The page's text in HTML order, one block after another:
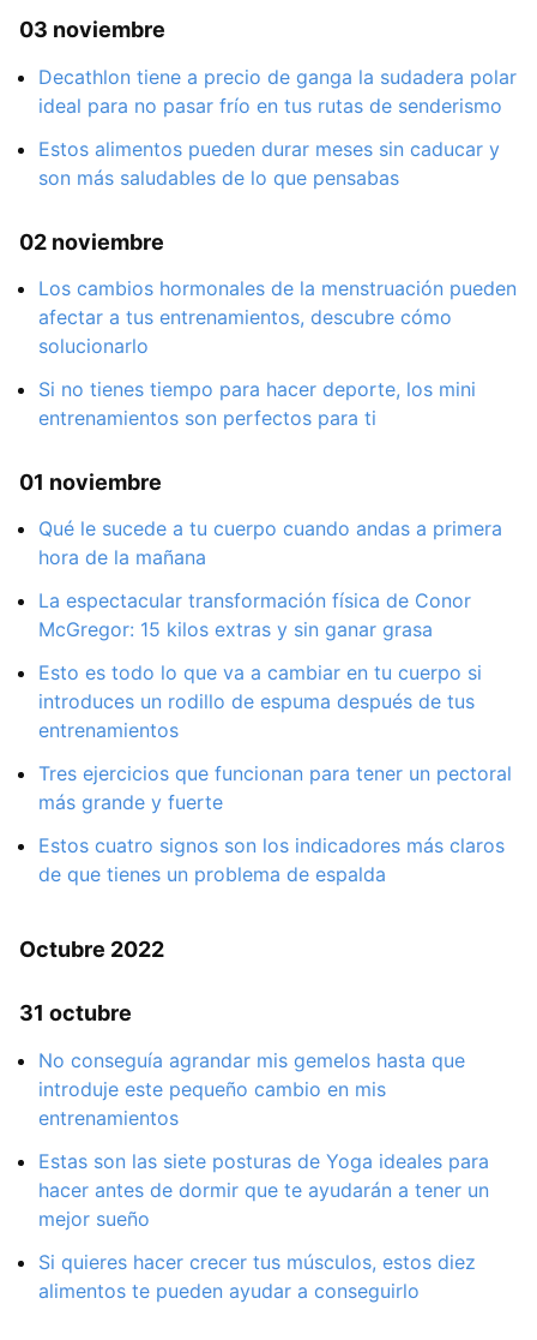
03 noviembre
Decathlon tiene a precio de ganga la sudadera polar
ideal para no pasar frío en tus rutas de senderismo
Estos alimentos pueden durar meses sin caducar y
son más saludables de lo que pensabas
02 noviembre
Los cambios hormonales de la menstruación pueden
afectar a tus entrenamientos, descubre cómo
solucionarlo
Si no tienes tiempo para hacer deporte, los mini
entrenamientos son perfectos para ti
01 noviembre
Qué le sucede a tu cuerpo cuando andas a primera
hora de la mañana
La espectacular transformación física de Conor
McGregor: 15 kilos extras y sin ganar grasa
Esto es todo lo que va a cambiar en tu cuerpo si
introduces un rodillo de espuma después de tus
entrenamientos
Tres ejercicios que funcionan para tener un pectoral
más grande y fuerte
Estos cuatro signos son los indicadores más claros
de que tienes un problema de espalda
Octubre 2022
31 octubre
No conseguía agrandar mis gemelos hasta que
introduje este pequeño cambio en mis
entrenamientos
Estas son las siete posturas de Yoga ideales para
hacer antes de dormir que te ayudarán a tener un
mejor sueño
Si quieres hacer crecer tus músculos, estos diez
alimentos te pueden ayudar a conseguirlo